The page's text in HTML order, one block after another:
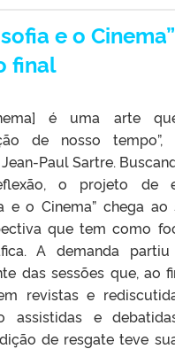
e o
final
é uma arte
de nosso tempo”,
Paul Sartre.
o projeto de
e o Cinema” chega
que tem como
A demanda
das sessões que, ao
revistas e
assistidas e
de resgate teve